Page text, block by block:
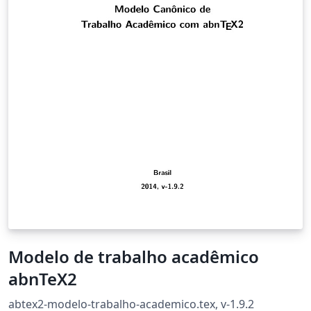
of playlists that were listened by an individual,
collecting its preferences and adding them to the
Modelo de trabalho acadêmico
abnTeX2
abtex2-modelo-trabalho-academico.tex, v-1.9.2